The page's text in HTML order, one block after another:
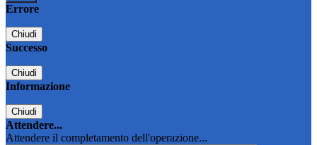
Errore
Chiudi
Successo
Chiudi
Informazione
Chiudi
Attendere...
Attendere il completamento dell'operazione...